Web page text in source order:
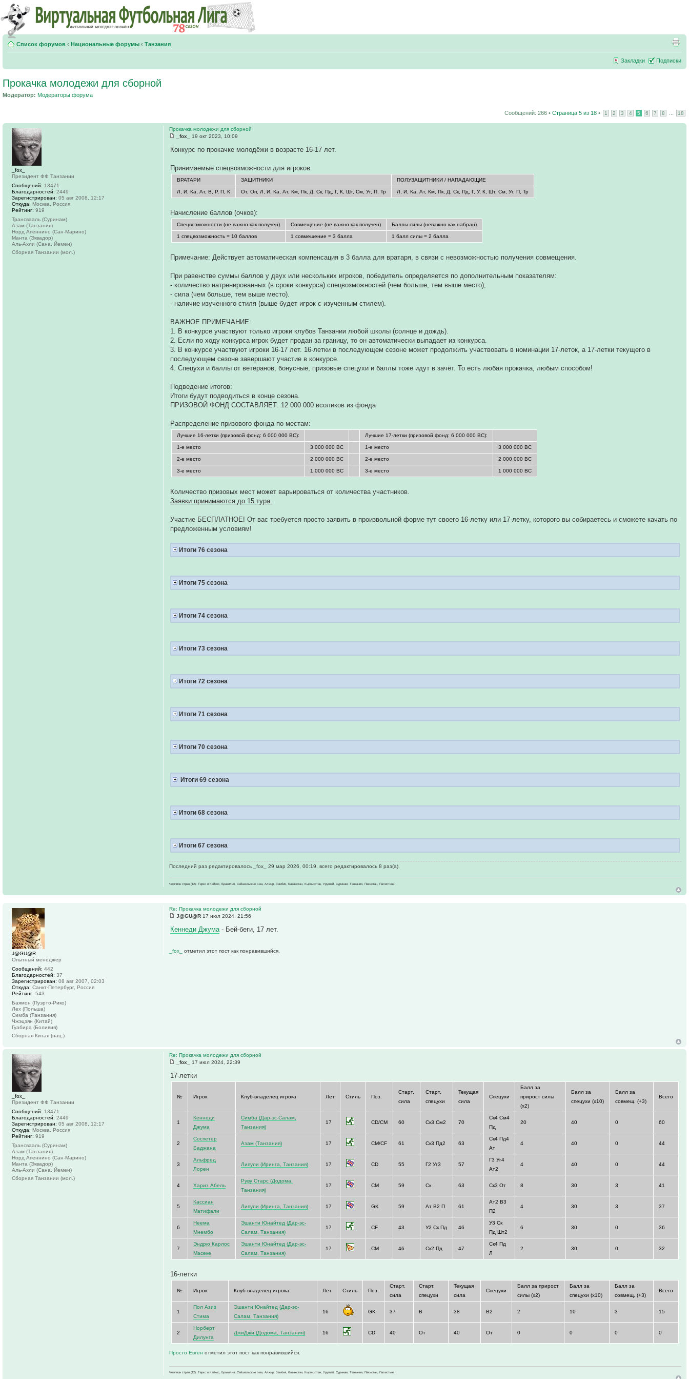
Список форумов ‹ Национальные форумы ‹ Танзания
Закладки Подписки
Прокачка молодежи для сборной
Модератор: Модераторы форума
Сообщений: 266 • Страница 5 из 18 • 1 2 3 4 5 6 7 8 18
Прокачка молодежи для сборной
_fox_
19 окт 2023, 10:09
Конкурс по прокачке молодёжи в возрасте 16-17 лет.
Принимаемые спецвозможности для игроков:
ВРАТАРИ ЗАЩИТНИКИ ПОЛУЗАЩИТНИКИ / НАПАДАЮЩИЕ
Л, И, Ка, Ат, В, Р, П, К От, Оп, Л, И, Ка, Ат, Км, Пк, Д, Ск, Пд, Г, К, Шт, См, Уг, П, Тр Л, И, Ка, Ат, Км, Пк, Д, Ск, Пд, Г, У, К, Шт, См, Уг, П, Тр
Начисление баллов (очков):
Спецвозможности (не важно как получен) Совмещение (не важно как получен) Баллы силы (неважно как набран)
1 спецвозможность = 10 баллов 1 совмещение = 3 балла 1 балл силы = 2 балла
Примечание: Действует автоматическая компенсация в 3 балла для вратаря, в связи с невозможностью получения совмещения.
При равенстве суммы баллов у двух или нескольких игроков, победитель определяется по дополнительным показателям:
- количество натренированных (в сроки конкурса) спецвозможностей (чем больше, тем выше место);
- сила (чем больше, тем выше место).
- наличие изученного стиля (выше будет игрок с изученным стилем).
ВАЖНОЕ ПРИМЕЧАНИЕ:
1. В конкурсе участвуют только игроки клубов Танзании любой школы (солнце и дождь).
2. Если по ходу конкурса игрок будет продан за границу, то он автоматически выпадает из конкурса.
3. В конкурсе участвуют игроки 16-17 лет. 16-летки в последующем сезоне может продолжить участвовать в номинации 17-леток, а 17-летки текущего в
последующем сезоне завершают участие в конкурсе.
4. Спецухи и баллы от ветеранов, бонусные, призовые спецухи и баллы тоже идут в зачёт. То есть любая прокачка, любым способом!
Подведение итогов:
Итоги будут подводиться в конце сезона.
ПРИЗОВОЙ ФОНД СОСТАВЛЯЕТ: 12 000 000 всоликов из фонда
Распределение призового фонда по местам:
Лучшие 16-летки (призовой фонд: 6 000 000 ВС): Лучшие 17-летки (призовой фонд: 6 000 000 ВС):
1-е место 3 000 000 ВС 1-е место 3 000 000 ВС
2-е место 2 000 000 ВС 2-е место 2 000 000 ВС
3-е место 1 000 000 ВС 3-е место 1 000 000 ВС
Количество призовых мест может варьироваться от количества участников.
Заявки принимаются до 15 тура.
Участие БЕСПЛАТНОЕ! От вас требуется просто заявить в произвольной форме тут своего 16-летку или 17-летку, которого вы собираетесь и сможете качать по
предложенным условиям!
Итоги 76 сезона
Итоги 75 сезона
Итоги 74 сезона
Итоги 73 сезона
Итоги 72 сезона
Итоги 71 сезона
Итоги 70 сезона
Итоги 69 сезона
Итоги 68 сезона
Итоги 67 сезона
Последний раз редактировалось _fox_ 29 мар 2026, 00:19, всего редактировалось 8 раз(а).
Чемпион стран (12): Теркс и Кайкос, Бразилия, Сейшельские о-ва, Алжир, Замбия, Казахстан, Кыргызстан, Уругвай, Суринам, Танзания, Пакистан, Палестина
_fox_
Президент ФФ Танзании
Сообщений: 13471
Благодарностей: 2449
Зарегистрирован: 05 авг 2008, 12:17
Откуда: Москва, Россия
Рейтинг: 919
Трансвааль (Суринам)
Азам (Танзания)
Норд Апеннино (Сан-Марино)
Манта (Эквадор)
Аль-Ахли (Сана, Йемен)
Сборная Танзании (мол.)
Re: Прокачка молодежи для сборной
J@GU@R 17 июл 2024, 21:56
Кеннеди Джума- Бей-беги, 17 лет.
_fox_отметил этот пост как понравившийся.
J@GU@R
Опытный менеджер
Сообщений: 442
Благодарностей: 37
Зарегистрирован: 08 авг 2007, 02:03
Откуда: Санкт-Петербург, Россия
Рейтинг: 543
Баямон (Пуэрто-Рико)
Лех (Польша)
Симба (Танзания)
Чжэцзян (Китай)
Гуабира (Боливия)
Сборная Китая (нац.)
Re: Прокачка молодежи для сборной
_fox_
17 июл 2024, 22:39
17-летки
№ Игрок Клуб-владелец игрока Лет Стиль Поз.
Старт.
сила
Старт.
спецухи
Текущая
сила
Спецухи
Балл за
прирост силы
(x2)
Балл за
спецухи (x10)
Балл за
совмещ. (+3)
Всего
1
Кеннеди
Джума
Симба (Дар-эс-Салам,
Танзания)
17 CD/CM 60 Ск3 См2 70
Ск4 См4
Пд
20 40 0 60
2
Соспетер
Баджана
Азам (Танзания) 17 CM/CF 61 Ск3 Пд2 63
Ск4 Пд4
Ат
4 40 0 44
3
Альфред
Лорен
Липули (Иринга, Танзания) 17 CD 55 Г2 Уг3 57
Г3 Уг4
Ат2
4 40 0 44
4 Хариз Абель
Руву Старс (Додома,
Танзания)
17 CM 59 Ск 63 Ск3 От 8 30 3 41
5
Кассиан
Матифали
Липули (Иринга, Танзания) 17 GK 59 Ат В2 П 61
Ат2 В3
П2
4 30 3 37
6
Неема
Мнембо
Эшанти Юнайтед (Дар-эс-
Салам, Танзания)
17 CF 43 У2 Ск Пд 46
У3 Ск
Пд Шт2
6 30 0 36
7
Эндрю Карлос
Масеке
Эшанти Юнайтед (Дар-эс-
Салам, Танзания)
17 CM 46 Ск2 Пд 47
Ск4 Пд
Л
2 30 0 32
16-летки
№ Игрок Клуб-владелец игрока Лет Стиль Поз.
Старт.
сила
Старт.
спецухи
Текущая
сила
Спецухи
Балл за прирост
силы (x2)
Балл за
спецухи (x10)
Балл за
совмещ. (+3)
Всего
1
Пол Азиз
Стима
Эшанти Юнайтед (Дар-эс-
Салам, Танзания)
16 GK 37 В 38 В2 2 10 3 15
2
Норберт
Дилунга
ДжиДжи (Додома, Танзания) 16 CD 40 От 40 От 0 0 0 0
Просто Евгенотметил этот пост как понравившийся.
Чемпион стран (12): Теркс и Кайкос, Бразилия, Сейшельские о-ва, Алжир, Замбия, Казахстан, Кыргызстан, Уругвай, Суринам, Танзания, Пакистан, Палестина
_fox_
Президент ФФ Танзании
Сообщений: 13471
Благодарностей: 2449
Зарегистрирован: 05 авг 2008, 12:17
Откуда: Москва, Россия
Рейтинг: 919
Трансвааль (Суринам)
Азам (Танзания)
Норд Апеннино (Сан-Марино)
Манта (Эквадор)
Аль-Ахли (Сана, Йемен)
Сборная Танзании (мол.)